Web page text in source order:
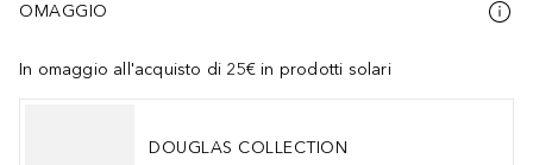
OMAGGIO
In omaggio all'acquisto di 25€ in prodotti solari
DOUGLAS COLLECTION